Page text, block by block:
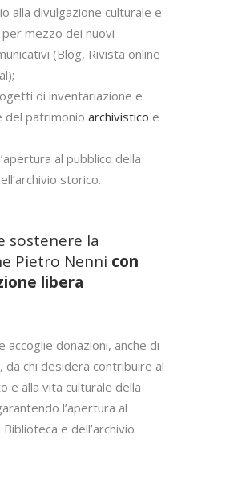
alla divulgazione culturale e
mezzo dei nuovi
(Blog, Rivista online
di inventariazione e
del patrimonio archivistico e
al pubblico della
storico.
sostenere la
Pietro Nenni con
libera
accoglie donazioni, anche di
da chi desidera contribuire al
e alla vita culturale della
l’apertura al
e dell’archivio